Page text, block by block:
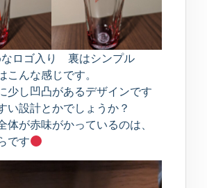
なロゴ入り 裏はシンプル
こんな感じです。
少し凹凸があるデザインです
い設計とかでしょうか？
体が赤味がかっているのは、
です